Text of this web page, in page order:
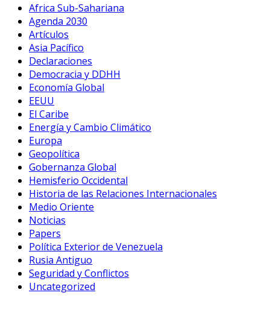
Africa Sub-Sahariana
Agenda 2030
Artículos
Asia Pacífico
Declaraciones
Democracia y DDHH
Economía Global
EEUU
El Caribe
Energía y Cambio Climático
Europa
Geopolítica
Gobernanza Global
Hemisferio Occidental
Historia de las Relaciones Internacionales
Medio Oriente
Noticias
Papers
Política Exterior de Venezuela
Rusia Antiguo
Seguridad y Conflictos
Uncategorized